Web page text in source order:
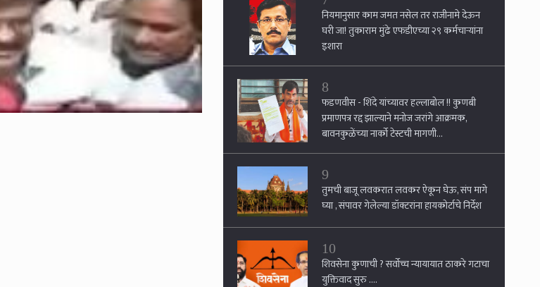
नियमानुसार काम जमत नसेल तर राजीनामे देऊन
घरी जा! तुकाराम मुंढे एफडीएच्या २९ कर्मचार्‍यांना
इशारा
8
फडणवीस - शिंदे यांच्यावर हल्लाबोल !! कुणबी
प्रमाणपत्र रद्द झाल्याने मनोज जरांगे आक्रमक,
बावनकुळेंच्या नार्को टेस्टची मागणी...
9
तुमची बाजू लवकरात लवकर ऐकून घेऊ, संप मागे
घ्या , संपावर गेलेल्या डॉक्टरांना हायकोर्टाचे निर्देश
10
शिवसेना कुणाची ? सर्वोच्च न्यायायात ठाकरे गटाचा
युक्तिवाद सुरु ....